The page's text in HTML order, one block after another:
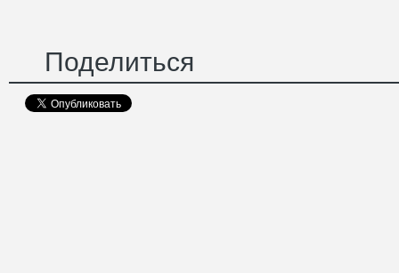
Поделиться